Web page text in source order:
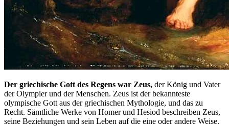
Der griechische Gott des Regens war Zeus, der König und Vater
der Olympier und der Menschen. Zeus ist der bekannteste
olympische Gott aus der griechischen Mythologie, und das zu
Recht. Sämtliche Werke von Homer und Hesiod beschreiben Zeus,
seine Beziehungen und sein Leben auf die eine oder andere Weise.